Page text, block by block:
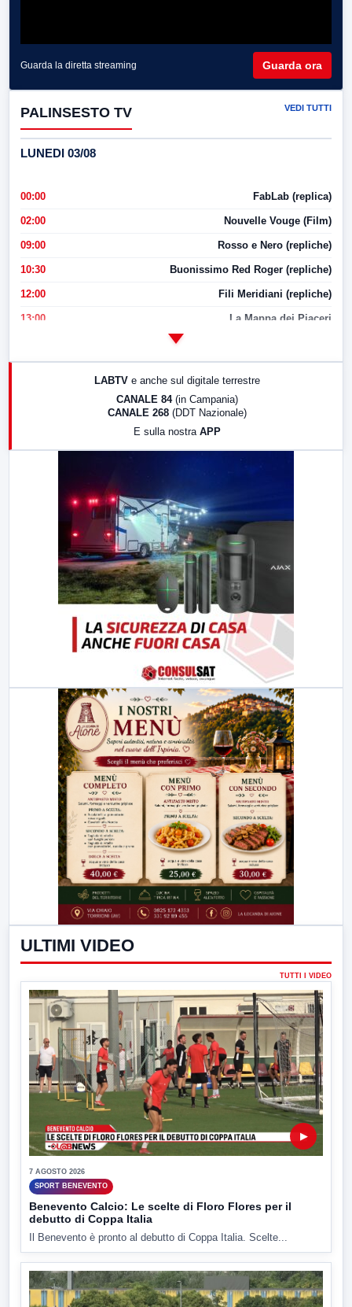
Guarda la diretta streaming Guarda ora
PALINSESTO TV VEDI TUTTI
LUNEDI 03/08
00:00 FabLab (replica)
02:00 Nouvelle Vouge (Film)
09:00 Rosso e Nero (repliche)
10:30 Buonissimo Red Roger (repliche)
12:00 Fili Meridiani (repliche)
13:00 La Mappa dei Piaceri
LABTV e anche sul digitale terrestre
CANALE 84 (in Campania)
CANALE 268 (DDT Nazionale)
E sulla nostra APP
ULTIMI VIDEO
TUTTI I VIDEO
▶
7 AGOSTO 2026
SPORT BENEVENTO
Benevento Calcio: Le scelte di Floro Flores per il
debutto di Coppa Italia
Il Benevento è pronto al debutto di Coppa Italia. Scelte...